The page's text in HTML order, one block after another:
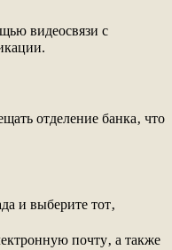
видеосвязи с
отделение банка‚ что
и выберите тот‚
почту‚ а также